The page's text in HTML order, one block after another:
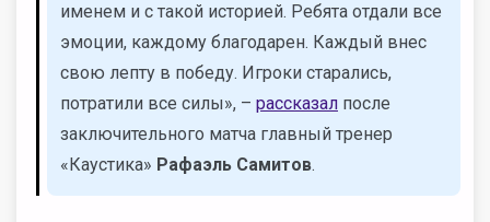
именем и с такой историей. Ребята отдали все
эмоции, каждому благодарен. Каждый внес
свою лепту в победу. Игроки старались,
потратили все силы», – рассказал после
заключительного матча главный тренер
«Каустика» Рафаэль Самитов.